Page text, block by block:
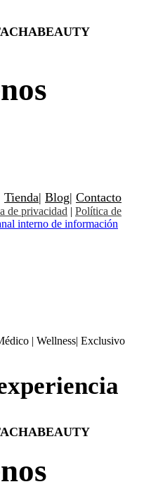
Tienda| Blog| Contacto
de privacidad | Política de
interno de información
| Wellness| Exclusivo